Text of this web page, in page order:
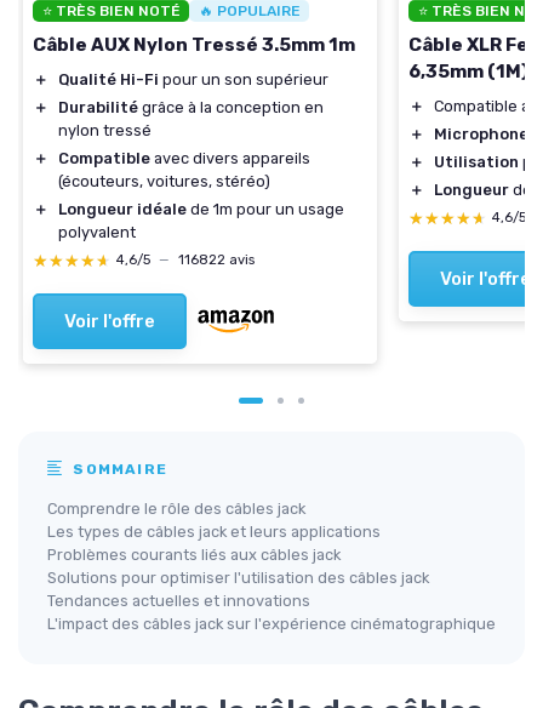
⭐ TRÈS BIEN NOTÉ 🔥 POPULAIRE
Câble AUX Nylon Tressé 3.5mm 1m
＋ Qualité Hi-Fi pour un son supérieur
＋
Durabilité grâce à la conception en
nylon tressé
＋
Compatible avec divers appareils
(écouteurs, voitures, stéréo)
＋
Longueur idéale de 1m pour un usage
polyvalent
★★★★★
★★★★★ 4,6/5 — 116822 avis
Voir l'offre
⭐ TRÈS BIEN
Câble XLR
6,35mm (1M)
＋
Compatible
＋
Microphones
＋
Utilisation
＋
Longueur de
★★★★★
★★★★★ 4,6/5
Voir l'offre
SOMMAIRE
Comprendre le rôle des câbles jack
Les types de câbles jack et leurs applications
Problèmes courants liés aux câbles jack
Solutions pour optimiser l'utilisation des câbles jack
Tendances actuelles et innovations
L'impact des câbles jack sur l'expérience cinématographique